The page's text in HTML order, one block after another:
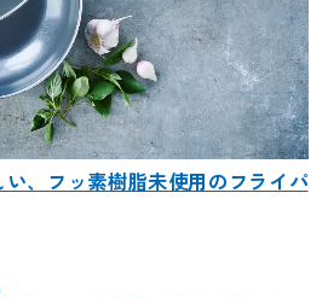
、フッ素樹脂未使用のフライパ